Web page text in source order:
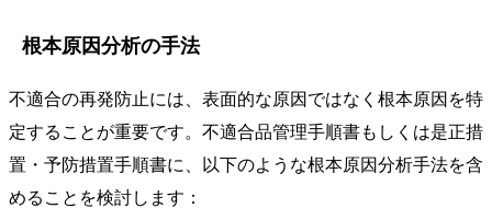
根本原因分析の手法
不適合の再発防止には、表面的な原因ではなく根本原因を特
定することが重要です。不適合品管理手順書もしくは是正措
置・予防措置手順書に、以下のような根本原因分析手法を含
めることを検討します：